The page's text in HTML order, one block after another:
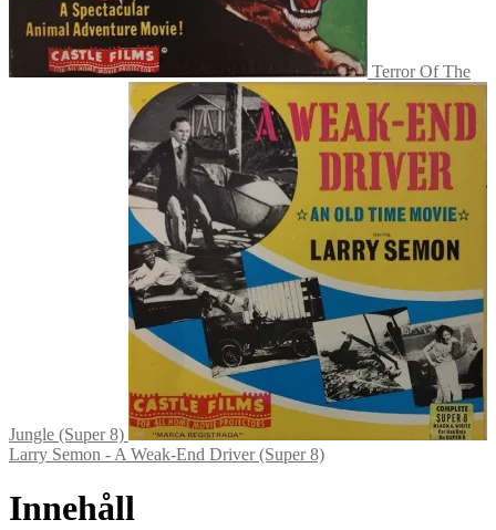
Terror Of The
Jungle (Super 8)
Larry Semon - A Weak-End Driver (Super 8)
Innehåll